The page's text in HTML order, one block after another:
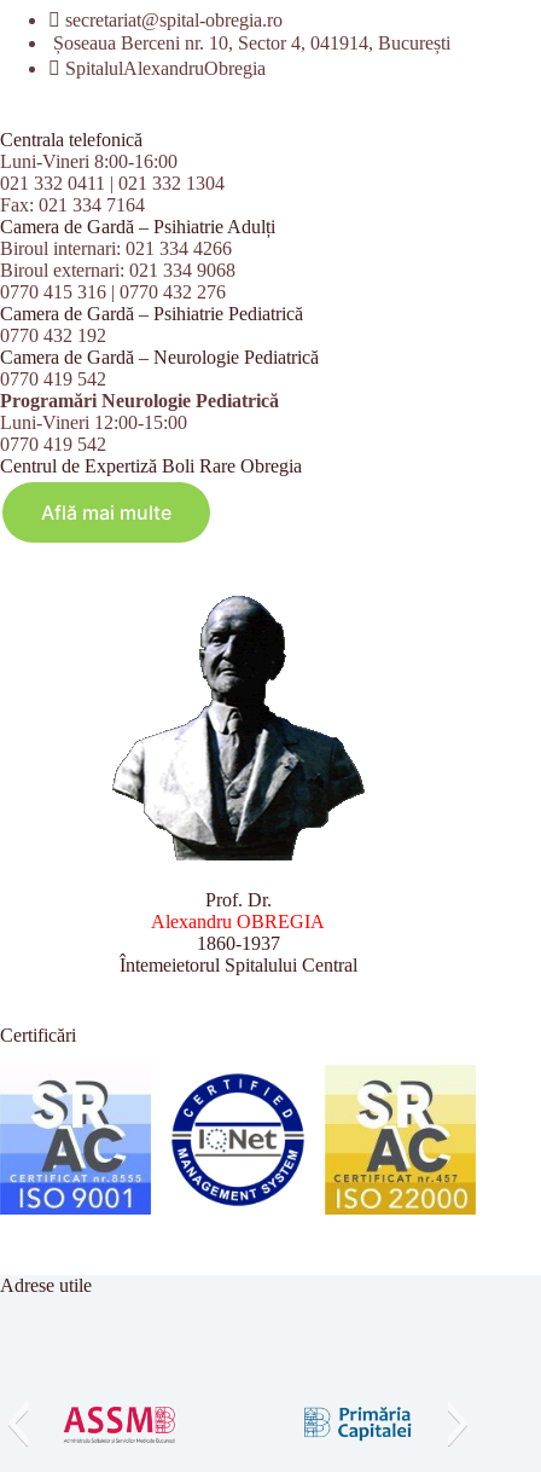
secretariat@spital-obregia.ro
Șoseaua Berceni nr. 10, Sector 4, 041914, București
SpitalulAlexandruObregia
Centrala telefonică
Luni-Vineri 8:00-16:00
021 332 0411 | 021 332 1304
Fax: 021 334 7164
Camera de Gardă – Psihiatrie Adulți
Biroul internari: 021 334 4266
Biroul externari: 021 334 9068
0770 415 316 | 0770 432 276
Camera de Gardă – Psihiatrie Pediatrică
0770 432 192
Camera de Gardă – Neurologie Pediatrică
0770 419 542
Programări Neurologie Pediatrică
Luni-Vineri 12:00-15:00
0770 419 542
Centrul de Expertiză Boli Rare Obregia
Află mai multe
Prof. Dr.
Alexandru OBREGIA
1860-1937
Întemeietorul Spitalului Central
Certificări
Adrese utile